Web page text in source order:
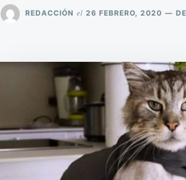
REDACCIÓN el 26 FEBRERO, 2020